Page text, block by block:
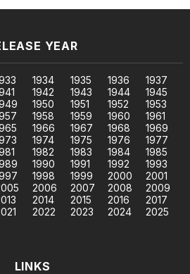
YEAR
1934 1935 1936
1937
1942 1943 1944
1945
1950 1951 1952
1953
1958 1959 1960
1961
1966 1967 1968
1969
1974 1975 1976
1977
1982 1983 1984
1985
1990 1991 1992
1993
1998 1999 2000
2001
2006 2007 2008
2009
2014 2015 2016
2017
2022 2023 2024
2025
LINKS